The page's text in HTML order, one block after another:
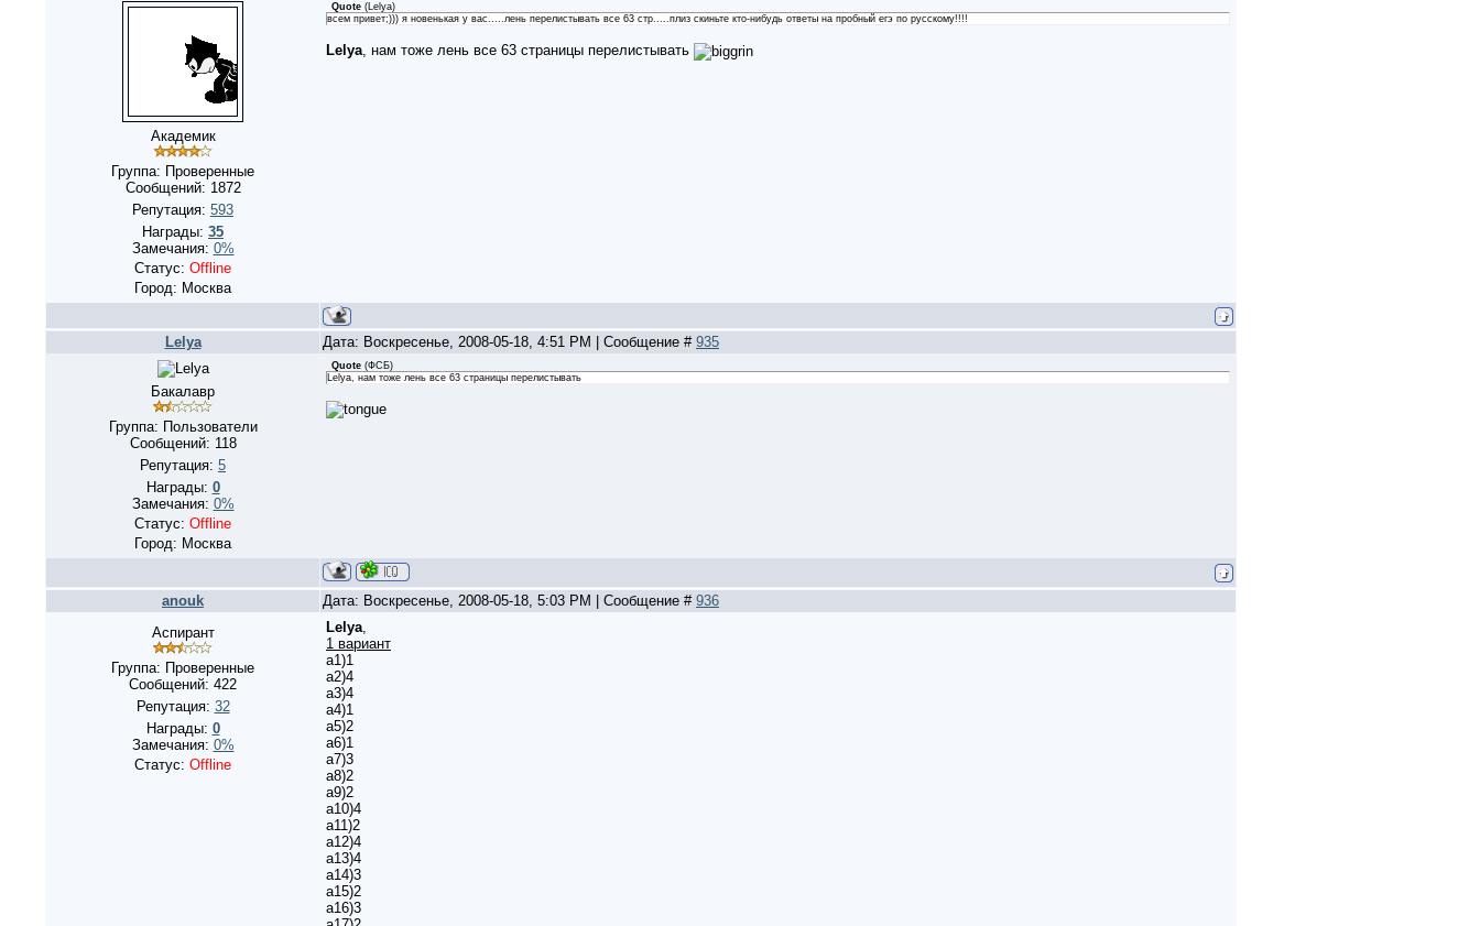
Академик
Группа: Проверенные
Сообщений: 1872
Репутация: 593
Награды: 35
Замечания: 0%
Статус: Offline
Город: Москва
Quote (Lelya)
всем привет;))) я новенькая у вас.....лень перелистывать все 63 стр.....плиз скиньте кто-нибудь ответы на пробный егэ по русскому!!!!
Lelya, нам тоже лень все 63 страницы перелистывать
Lelya Дата: Воскресенье, 2008-05-18, 4:51 PM | Сообщение # 935
Бакалавр
Группа: Пользователи
Сообщений: 118
Репутация: 5
Награды: 0
Замечания: 0%
Статус: Offline
Город: Москва
Quote (ФСБ)
Lelya, нам тоже лень все 63 страницы перелистывать
anouk Дата: Воскресенье, 2008-05-18, 5:03 PM | Сообщение # 936
Аспирант
Группа: Проверенные
Сообщений: 422
Репутация: 32
Награды: 0
Замечания: 0%
Статус: Offline
Lelya,
1 вариант
а1)1
а2)4
а3)4
а4)1
а5)2
а6)1
а7)3
а8)2
а9)2
а10)4
а11)2
а12)4
а13)4
а14)3
а15)2
а16)3